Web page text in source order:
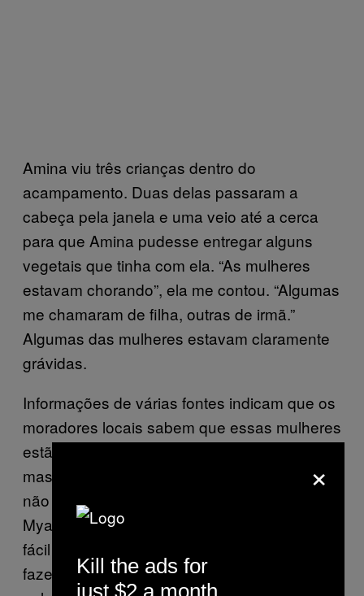
Amina viu três crianças dentro do
acampamento. Duas delas passaram a
cabeça pela janela e uma veio até a cerca
para que Amina pudesse entregar alguns
vegetais que tinha com ela. “As mulheres
estavam chorando”, ela me contou. “Algumas
me chamaram de filha, outras de irmã.”
Algumas das mulheres estavam claramente
grávidas.
Informações de várias fontes indicam que os
moradores locais sabem que essas mulheres
estão sendo mantidas como prisioneiras,
mas têm medo de falar. E como os rohingya
não são reconhecidos como cidadãos de
Myanmar – e por isso não têm direitos –, é
fácil supor que a punição para aqueles que
fazem esse tipo de alegação não passará
×
Kill the ads for
just $2 a month